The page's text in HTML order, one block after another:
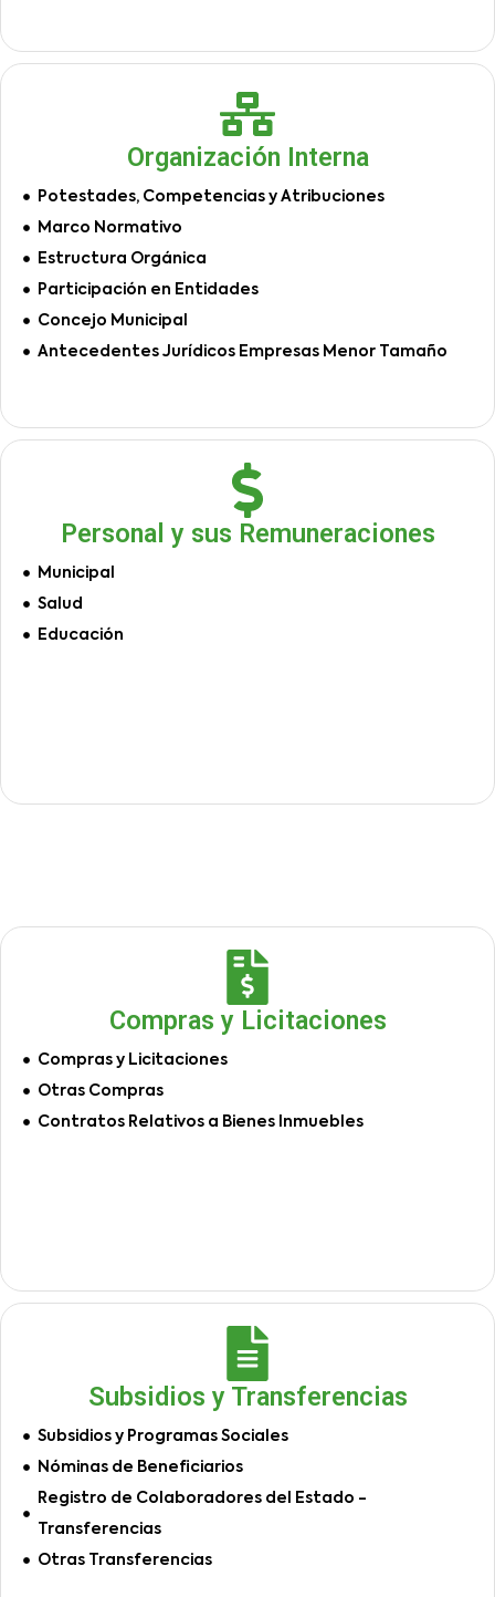
Organización Interna
Potestades, Competencias y Atribuciones
Marco Normativo
Estructura Orgánica
Participación en Entidades
Concejo Municipal
Antecedentes Jurídicos Empresas Menor Tamaño
Personal y sus Remuneraciones
Municipal
Salud
Educación
Compras y Licitaciones
Compras y Licitaciones
Otras Compras
Contratos Relativos a Bienes Inmuebles
Subsidios y Transferencias
Subsidios y Programas Sociales
Nóminas de Beneficiarios
Registro de Colaboradores del Estado -
Transferencias
Otras Transferencias